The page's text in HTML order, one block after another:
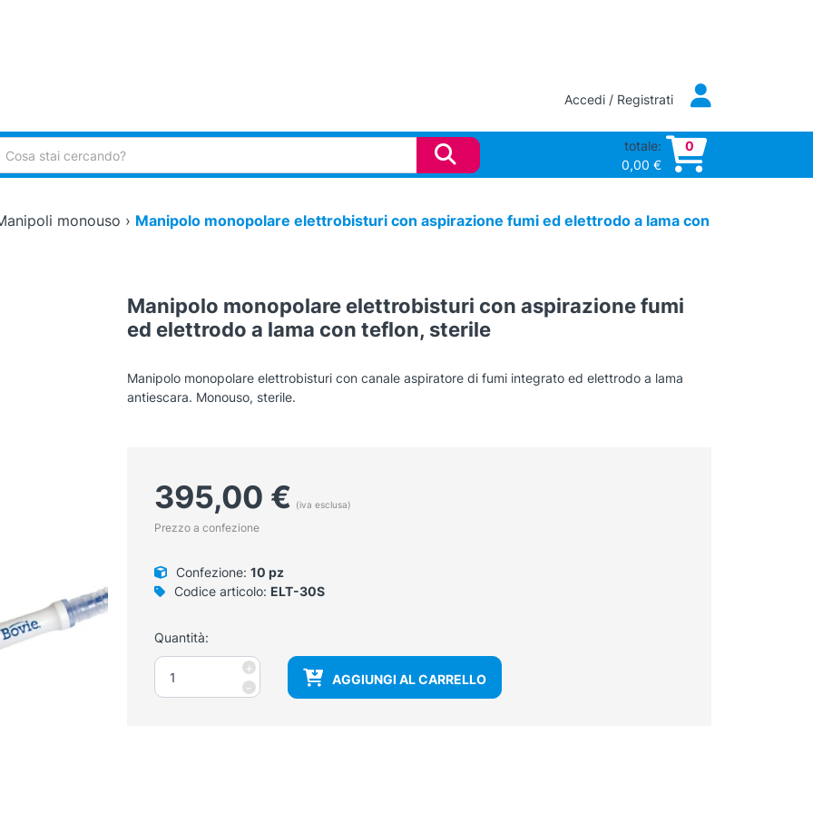
Accedi / Registrati
totale:
0,00 €
0
monouso › Manipolo monopolare elettrobisturi con aspirazione fumi ed elettrodo a lama con
Manipolo monopolare elettrobisturi con aspirazione fumi
ed elettrodo a lama con teflon, sterile
Manipolo monopolare elettrobisturi con canale aspiratore di fumi integrato ed elettrodo a lama
antiescara. Monouso, sterile.
395,00 € (iva esclusa)
Prezzo a confezione
Confezione: 10 pz
Codice articolo: ELT-30S
Quantità:
-
Manipolo
monopolare
elettrobisturi
+
AGGIUNGI AL CARRELLO